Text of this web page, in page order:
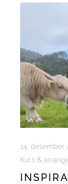
14. desember
Kurs &